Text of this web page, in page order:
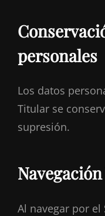
personales
Los datos
Titular se
supresión.
Al navegar por el